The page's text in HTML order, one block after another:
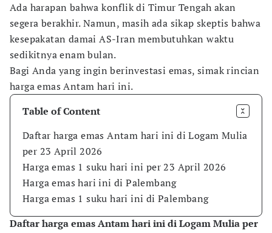
Ada harapan bahwa konflik di Timur Tengah akan
segera berakhir. Namun, masih ada sikap skeptis bahwa
kesepakatan damai AS-Iran membutuhkan waktu
sedikitnya enam bulan.
Bagi Anda yang ingin berinvestasi emas, simak rincian
harga emas Antam hari ini.
Table of Content
Daftar harga emas Antam hari ini di Logam Mulia
per 23 April 2026
Harga emas 1 suku hari ini per 23 April 2026
Harga emas hari ini di Palembang
Harga emas 1 suku hari ini di Palembang
Daftar harga emas Antam hari ini di Logam Mulia per